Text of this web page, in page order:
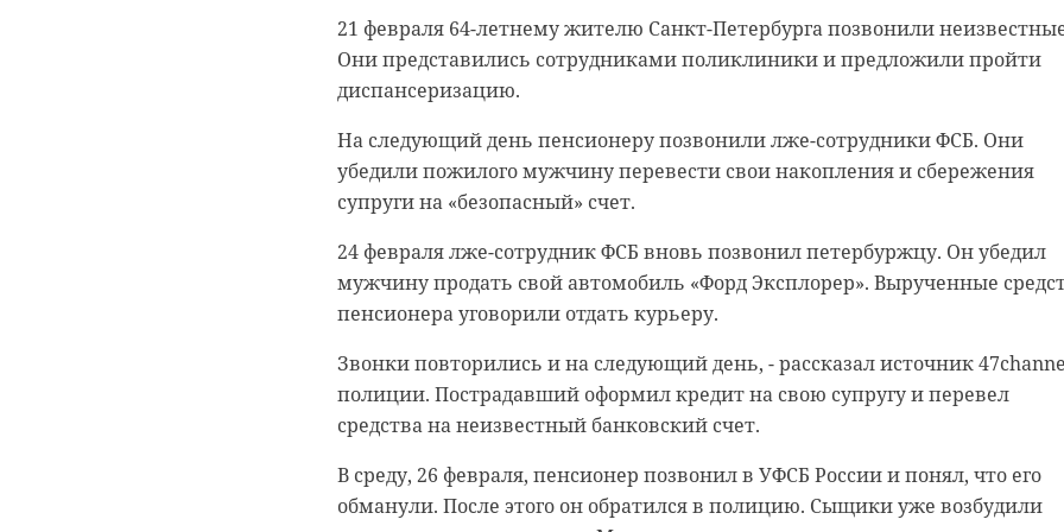
21 февраля 64-летнему жителю Санкт-Петербурга позвонили
Они представились сотрудниками поликлиники и предложили пройти
диспансеризацию.
На следующий день пенсионеру позвонили лже-сотрудники ФСБ. Они
убедили пожилого мужчину перевести свои накопления и сбережения
супруги на «безопасный» счет.
24 февраля лже-сотрудник ФСБ вновь позвонил петербуржцу. Он убедил
мужчину продать свой автомобиль «Форд Эксплорер». Вырученные
пенсионера уговорили отдать курьеру.
Звонки повторились и на следующий день, - рассказал источник
полиции. Пострадавший оформил кредит на свою супругу и перевел
средства на неизвестный банковский счет.
В среду, 26 февраля, пенсионер позвонил в УФСБ России и понял, что его
обманули. После этого он обратился в полицию. Сыщики уже возбудили
В начале февраля сыщики раскрыли схему легализации иностранцев в
России. Не позднее 30 января 2025 года 59-летняя жительница поселка
Красная Долина организовала схему по незаконной миграции. За
Тогда же полицейские выяснили, что женщине помогали неизвестные.
Пособников злоумышленницы удалось задержать в среду, 26 февраля, у
Организаторами незаконной миграции оказались 50-летняя жительница
поселка Красная Долина, работающая кастеляншей в детском санатории.
Возбуждено уголовное дело по статье «Организация незаконной
рассказал источник 47channel. В настоящий момент кастелянша и дворник
Фото: https://ru.freepik.com/free-photo/high-angle-shot-metal-handcuffs-
Спасателям удалось справиться с огнем к 01:07. После этого они
к осмотру сгоревшей трехкомнатной квартиры, располагающейся на
В одной из комнат спасатели нашли обгоревшее тело 46-летней хозяйки
квартиры, - рассказал источник 47channel. В настоящий момент тело
Проводится проверка.